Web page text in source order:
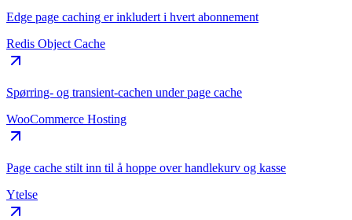
Edge page caching er inkludert i hvert abonnement
Redis Object Cache
Spørring- og transient-cachen under page cache
WooCommerce Hosting
Page cache stilt inn til å hoppe over handlekurv og kasse
Ytelse